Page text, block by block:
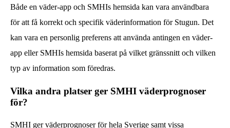
Både en väder-app och SMHIs hemsida kan vara användbara
för att få korrekt och specifik väderinformation för Stugun. Det
kan vara en personlig preferens att använda antingen en väder-
app eller SMHIs hemsida baserat på vilket gränssnitt och vilken
typ av information som föredras.
Vilka andra platser ger SMHI väderprognoser
för?
SMHI ger väderprognoser för hela Sverige samt vissa